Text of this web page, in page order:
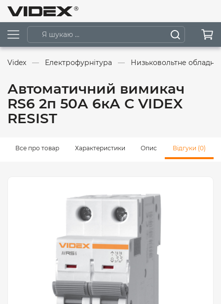
Videx Електрофурнітура Низьковольтне
Автоматичний вимикач
RS6 2п 50А 6кА С VIDEX
RESIST
Все про товар Характеристики Опис Відгуки (0)